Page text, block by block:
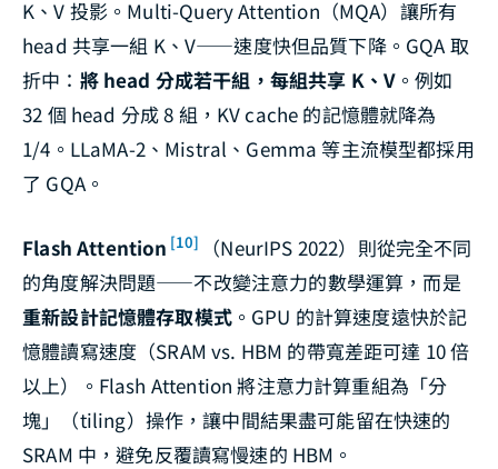
K、V 投影。Multi-Query Attention（MQA）讓所有
head 共享一組 K、V——速度快但品質下降。GQA 取
折中： 將 head 分成若干組，每組共享 K、V 。例如
32 個 head 分成 8 組，KV cache 的記憶體就降為
1/4。LLaMA-2、Mistral、Gemma 等主流模型都採用
了 GQA。
Flash Attention [10]
（NeurIPS 2022）則從完全不同
的角度解決問題——不改變注意力的數學運算，而是
重新設計記憶體存取模式。GPU 的計算速度遠快於記
憶體讀寫速度（SRAM vs. HBM 的帶寬差距可達 10 倍
以上）。Flash Attention 將注意力計算重組為「分
塊」（tiling）操作，讓中間結果盡可能留在快速的
SRAM 中，避免反覆讀寫慢速的 HBM。